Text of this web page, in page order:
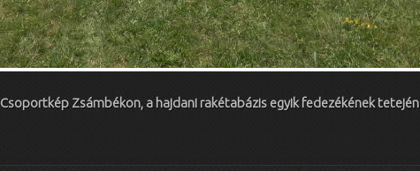
Csoportkép Zsámbékon, a hajdani rakétabázis egyik fedezékének tetején